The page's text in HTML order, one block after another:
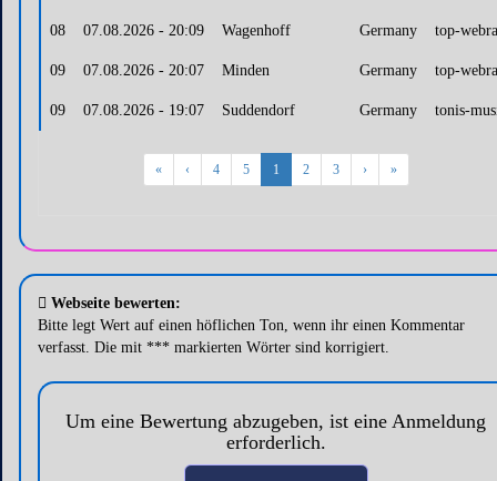
08 07.08.2026 - 20:09 Wagenhoff Germany top-
09 07.08.2026 - 20:07 Minden Germany top-
09 07.08.2026 - 19:07 Suddendorf Germany tonis-
« ‹ 4 5 1 2 3 › »
Webseite bewerten:
Bitte legt Wert auf einen höflichen Ton, wenn ihr einen Kommentar
verfasst. Die mit *** markierten Wörter sind korrigiert.
Um eine Bewertung abzugeben, ist eine Anmeldung
erforderlich.